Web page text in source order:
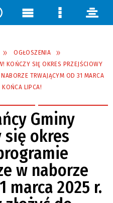
OGŁOSZENIA
KOŃCZY SIĘ OKRES PRZEJŚCIOWY
TRWAJĄCYM OD 31 MARCA
LIPCA!
Gminy
się okres
w naborze
marca 2025 r.
Menu Menu panel